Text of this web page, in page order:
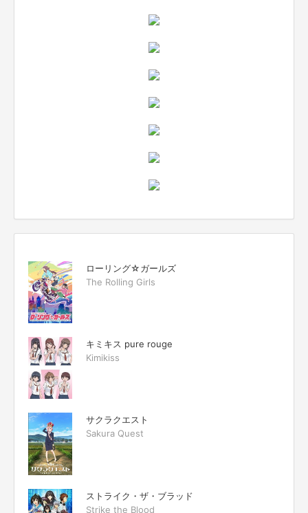
ローリング☆ガールズ
The Rolling Girls
キミキス pure rouge
Kimikiss
サクラクエスト
Sakura Quest
ストライク・ザ・ブラッド
Strike the Blood